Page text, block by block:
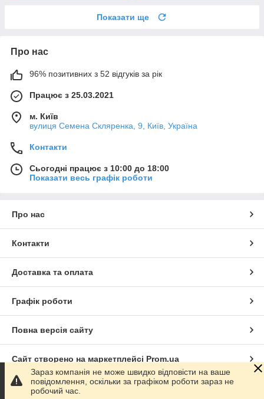
Показати ще
Про нас
96% позитивних з 52 відгуків за рік
Працює з 25.03.2021
м. Київ
вулиця Семена Скляренка, 9, Київ, Україна
Контакти
Сьогодні працює з 10:00 до 18:00
Показати весь графік роботи
Про нас
Контакти
Доставка та оплата
Графік роботи
Повна версія сайту
Сайт створено на маркетплейсі Prom.ua
Політика конфіденційності
Зараз компанія не може швидко відповісти на ваше
повідомлення, оскільки за графіком роботи зараз не
робочий час.